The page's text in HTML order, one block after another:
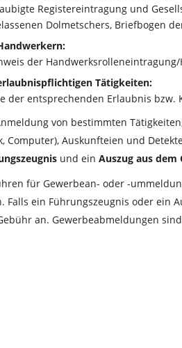
Registereintragung und
Dolmetschers, Briefbogen
der
Tätigkeiten:
der entsprechenden Erlaubnis bzw.
von bestimmten
Computer), Auskunfteien und
und ein Auszug aus dem
für Gewerbean- oder -
Falls ein Führungszeugnis oder ein
an. Gewerbeabmeldungen